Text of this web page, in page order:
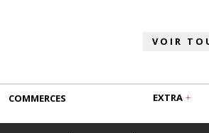
COMMERCES EXTRA